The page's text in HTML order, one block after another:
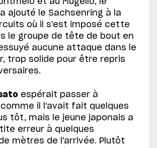
et au Mugello, le
ajouté le Sachsenring à la
où il s'est imposé cette
le groupe de tête de bout en
aucune attaque dans le
trop solide pour être repris
espérait passer à
il l'avait fait quelques
tôt, mais le jeune japonais a
erreur à quelques
mètres de l'arrivée. Plutôt